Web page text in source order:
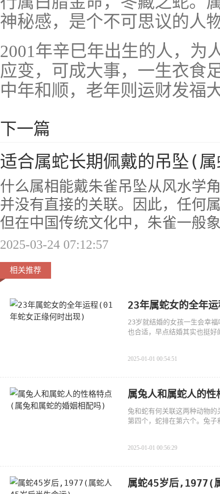
神秘感，是个不可思议的人
2001年辛巳年出生的人，为
应变，可成大事，一生衣食
中年和顺，老年则运财发福
下一篇
适合属蛇长期佩戴的吊坠(
什么属相能戴朱雀吊坠从风水学
并没有直接的关联。因此，任何
但在中国传统文化中，朱雀一般
2025-03-24 07:12:57
相关推荐
23年属蛇女的全年
23岁就结婚的女孩一生会幸
也合适，早点结婚其实也挺
2025-01-01 00:54:51
属兔人和属蛇人的
兔和蛇有何关联这两种动物
第四个，蛇排在第六个。兔
2025-01-01 00:56:29
属蛇45岁后,1977(